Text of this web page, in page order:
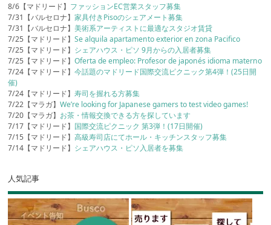
8/6【マドリード】 ファッションEC営業スタッフ募集
7/31【バルセロナ】家具付きPisoのシェアメート募集
7/31【バルセロナ】美術系アーティストに最適なスタジオ賃貸
7/25【マドリード】Se alquila apartamento exterior en zona Pacifico
7/25【マドリード】 シェアハウス・ピソ 9月からの入居者募集
7/25【マドリード】Oferta de empleo: Profesor de japonés idioma materno
7/24【マドリード】今話題のマドリード国際交流ピクニック第4弾！(25日開
催)
7/24【マドリード】寿司を握れる方募集
7/22【マラガ】We’re looking for Japanese gamers to test video games!
7/20【マラガ】 お茶・情報交換できる方を探しています
7/17【マドリード】 国際交流ピクニック 第3弾！(17日開催)
7/15【マドリード】高級寿司店にてホール・キッチンスタッフ募集
7/14【マドリード】 シェアハウス・ピソ入居者を募集
人気記事